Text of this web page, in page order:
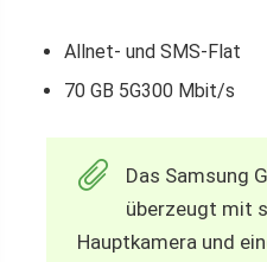
Allnet- und SMS-Flat
70 GB 5G300 Mbit/s
Das Samsung
überzeugt mit
Hauptkamera und